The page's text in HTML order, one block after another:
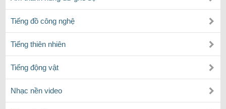
Tiếng đồ công nghệ
Tiếng thiên nhiên
Tiếng động vật
Nhạc nền video